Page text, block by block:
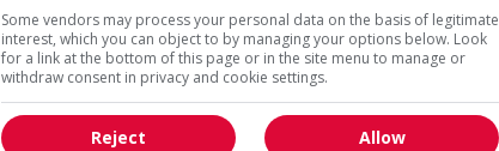
* Vous pouvez annuler cette alerte emploi à tout moment
Some vendors may process your personal data on the basis of legitimate
interest, which you can object to by managing your options below. Look
for a link at the bottom of this page or in the site menu to manage or
withdraw consent in privacy and cookie settings.
Allow
Reject